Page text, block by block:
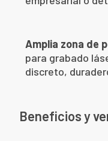
Amplia zona de
para grabado
discreto,
Beneficios y